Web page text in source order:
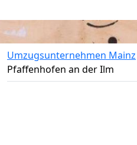
Umzugsunternehmen Mainz
Pfaffenhofen an der Ilm